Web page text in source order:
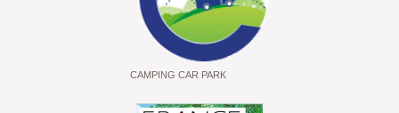
CAMPING CAR PARK